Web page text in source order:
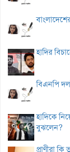
হাদির
বিএনপি
হাদিকে
বুঝলেন?
প্রাণীরা